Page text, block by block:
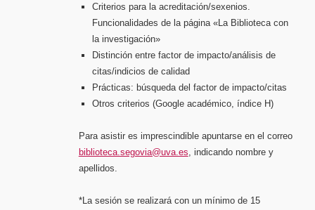
Criterios para la acreditación/sexenios.
Funcionalidades de la página «La Biblioteca con
la investigación»
Distinción entre factor de impacto/análisis de
citas/indicios de calidad
Prácticas: búsqueda del factor de impacto/citas
Otros criterios (Google académico, índice H)
Para asistir es imprescindible apuntarse en el correo
biblioteca.segovia@uva.es , indicando nombre y
apellidos.
*La sesión se realizará con un mínimo de 15